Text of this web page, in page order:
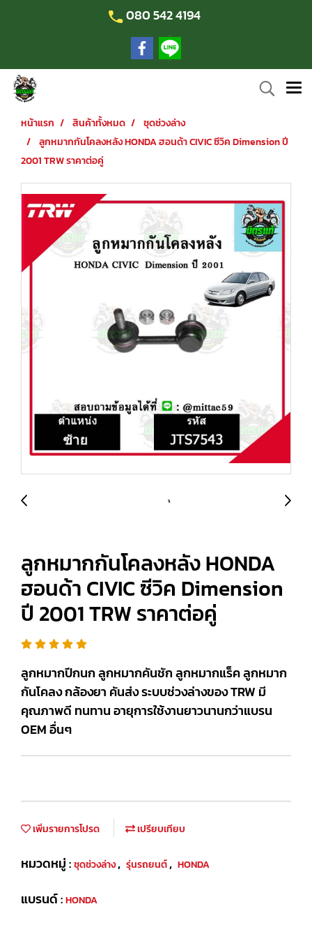
080 542 4194
หน้าแรก สินค้าทั้งหมด
ชุดช่วงล่าง
ลูกหมากกันโคลงหลัง HONDA ฮอนด้า CIVIC ซีวิค Dimension ปี
2001 TRW ราคาต่อคู่
ลูกหมากกันโคลงหลัง HONDA
ฮอนด้า CIVIC ซีวิค Dimension
ปี 2001 TRW ราคาต่อคู่
ลูกหมากปีกนก ลูกหมากคันชัก ลูกหมากแร็ค ลูกหมาก
กันโคลง กล้องยา คันส่ง ระบบช่วงล่างของ TRW มี
คุณภาพดี ทนทาน อายุการใช้งานยาวนานกว่าแบรน
OEM อื่นๆ
เพิ่มรายการโปรด เปรียบเทียบ
หมวดหมู่ :ชุดช่วงล่าง, รุ่นรถยนต์, HONDA
แบรนด์ :HONDA